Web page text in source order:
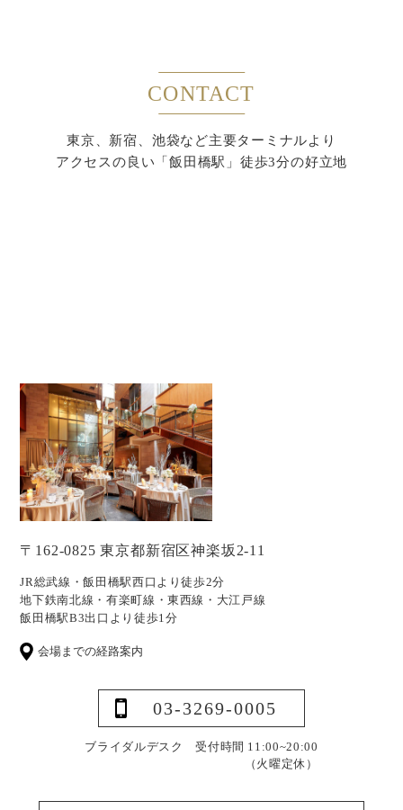
CONTACT
東京、新宿、池袋など主要ターミナルより
アクセスの良い「飯田橋駅」徒歩3分の好立地
〒162-0825 東京都新宿区神楽坂2-11
JR総武線・飯田橋駅西口より徒歩2分
地下鉄南北線・有楽町線・東西線・大江戸線
飯田橋駅B3出口より徒歩1分
会場までの経路案内
03-3269-0005
ブライダルデスク 受付時間 11:00~20:00
（火曜定休）